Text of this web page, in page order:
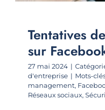
Tentatives
sur
27 mai 2024 |
d'entreprise | Mots-
management,
Réseaux sociaux,